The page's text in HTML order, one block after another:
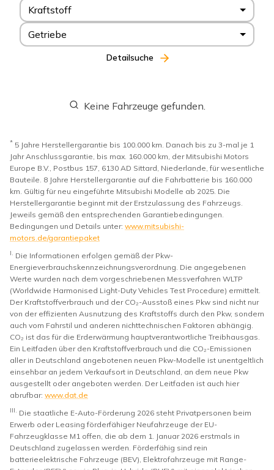
Kraftstoff
Getriebe
Detailsuche
Keine Fahrzeuge gefunden.
* 5 Jahre Herstellergarantie bis 100.000 km. Danach bis zu 3-mal je 1
Jahr Anschlussgarantie, bis max. 160.000 km, der Mitsubishi Motors
Europe B.V., Postbus 157, 6130 AD Sittard, Niederlande, für wesentliche
Bauteile. 8 Jahre Herstellergarantie auf die Fahrbatterie bis 160.000
km. Gültig für neu eingeführte Mitsubishi Modelle ab 2025. Die
Herstellergarantie beginnt mit der Erstzulassung des Fahrzeugs.
Jeweils gemäß den entsprechenden Garantiebedingungen.
Bedingungen und Details unter: www.mitsubishi-
motors.de/garantiepaket
I. Die Informationen erfolgen gemäß der Pkw-
Energieverbrauchskennzeichnungsverordnung. Die angegebenen
Werte wurden nach dem vorgeschriebenen Messverfahren WLTP
(Worldwide Harmonised Light-Duty Vehicles Test Procedure) ermittelt.
Der Kraftstoffverbrauch und der CO₂-Ausstoß eines Pkw sind nicht nur
von der effizienten Ausnutzung des Kraftstoffs durch den Pkw, sondern
auch vom Fahrstil und anderen nichttechnischen Faktoren abhängig.
CO₂ ist das für die Erderwärmung hauptverantwortliche Treibhausgas.
Ein Leitfaden über den Kraftstoffverbrauch und die CO₂-Emissionen
aller in Deutschland angebotenen neuen Pkw-Modelle ist unentgeltlich
einsehbar an jedem Verkaufsort in Deutschland, an dem neue Pkw
ausgestellt oder angeboten werden. Der Leitfaden ist auch hier
abrufbar: www.dat.de
III. Die staatliche E-Auto-Förderung 2026 steht Privatpersonen beim
Erwerb oder Leasing förderfähiger Neufahrzeuge der EU-
Fahrzeugklasse M1 offen, die ab dem 1. Januar 2026 erstmals in
Deutschland zugelassen werden. Förderfähig sind rein
batterieelektrische Fahrzeuge (BEV), Elektrofahrzeuge mit Range-